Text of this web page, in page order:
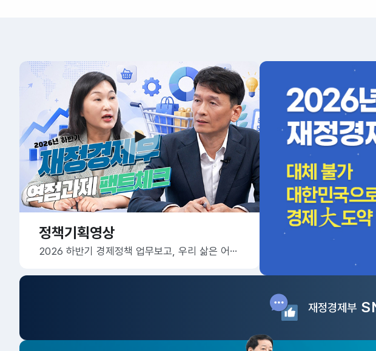
정책기획영상
2026 하반기 경제정책 업무보고, 우리 삶은 어떻게 달라질까요?
알
전
재정경제부